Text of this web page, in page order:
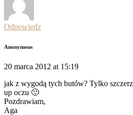
Odpowiedz
Anonymous
20 marca 2012 at 15:19
jak z wygodą tych butów? Tylko
up oczu 🙂
Pozdrawiam,
Aga